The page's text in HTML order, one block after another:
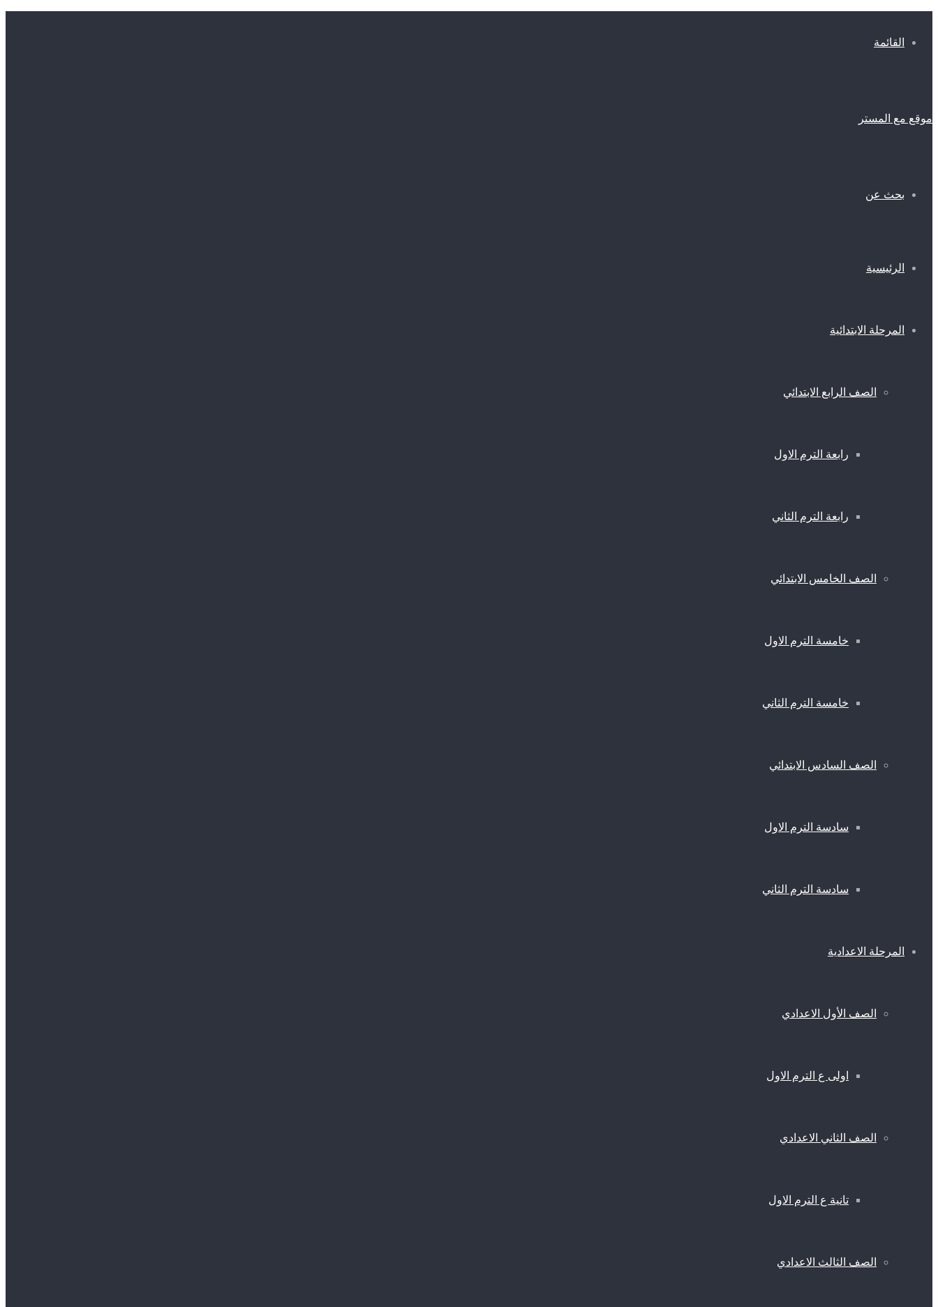
القائمة
موقع مع المستر
بحث عن
الرئيسية
المرحلة الابتدائية
الصف الرابع الابتدائي
رابعة الترم الاول
رابعة الترم الثاني
الصف الخامس الابتدائي
خامسة الترم الاول
خامسة الترم الثاني
الصف السادس الابتدائي
سادسة الترم الاول
سادسة الترم الثاني
المرحلة الاعدادية
الصف الأول الاعدادي
اولى ع الترم الاول
الصف الثاني الاعدادي
تانية ع الترم الاول
الصف الثالث الاعدادي